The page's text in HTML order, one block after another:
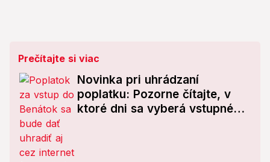
Prečítajte si viac
Novinka pri uhrádzaní
poplatku: Pozorne čítajte, v
ktoré dni sa vyberá vstupné